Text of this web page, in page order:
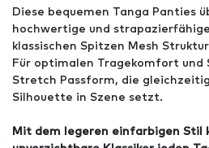
Diese bequemen Tanga Panties
hochwertige und
klassischen Spitzen Mesh
Für optimalen Tragekomfort und
Stretch Passform, die
Silhouette in Szene setzt.
Mit dem legeren einfarbigen Stil